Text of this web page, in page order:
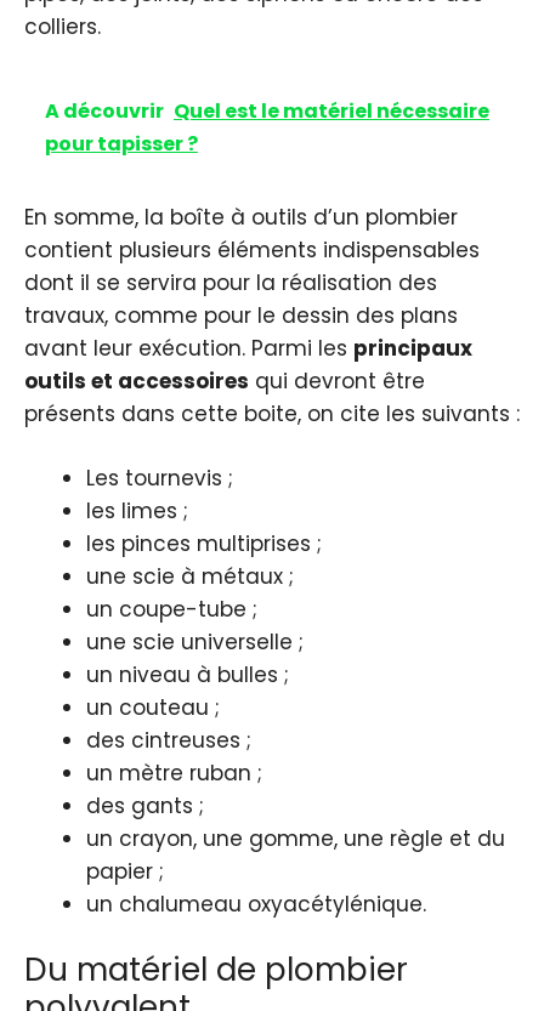
colliers.
A découvrir Quel est le matériel nécessaire
pour tapisser ?
En somme, la boîte à outils d’un plombier
contient plusieurs éléments indispensables
dont il se servira pour la réalisation des
travaux, comme pour le dessin des plans
avant leur exécution. Parmi les principaux
outils et accessoires qui devront être
présents dans cette boite, on cite les suivants :
Les tournevis ;
les limes ;
les pinces multiprises ;
une scie à métaux ;
un coupe-tube ;
une scie universelle ;
un niveau à bulles ;
un couteau ;
des cintreuses ;
un mètre ruban ;
des gants ;
un crayon, une gomme, une règle et du
papier ;
un chalumeau oxyacétylénique.
Du matériel de plombier